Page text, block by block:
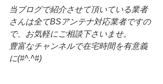
当ブログで紹介させて頂いている業者
さんは全てBSアンテナ対応業者ですの
で、お気軽にご相談下さいませ。
豊富なチャンネルで在宅時間を有意義
に(#^.^#)